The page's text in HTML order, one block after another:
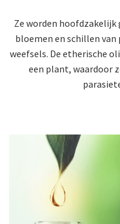
Ze worden hoofdzakelijk
bloemen en schillen
weefsels. De etherische
een plant, waardoor